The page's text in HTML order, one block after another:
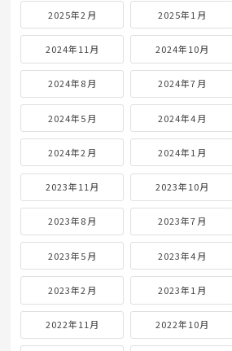
2025年2月 2025年1月
2024年11月 2024年10月
2024年8月 2024年7月
2024年5月 2024年4月
2024年2月 2024年1月
2023年11月 2023年10月
2023年8月 2023年7月
2023年5月 2023年4月
2023年2月 2023年1月
2022年11月 2022年10月